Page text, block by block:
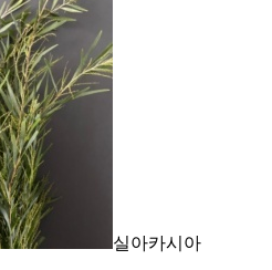
실아카시아